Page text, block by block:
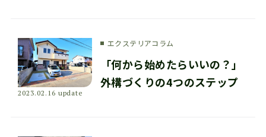
2023.02.16 update
エクステリアコラム
「何から始めたらいいの？」
外構づくりの4つのステップ